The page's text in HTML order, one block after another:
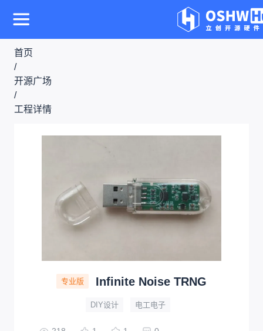
首页
/
开源广场
/
工程详情
专业版 Infinite Noise TRNG
DIY设计 电工电子